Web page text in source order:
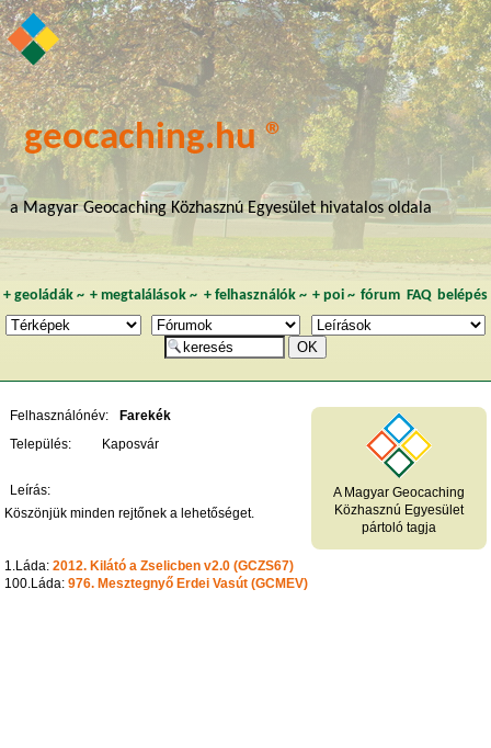
geocaching.hu ®
a Magyar Geocaching Közhasznú Egyesület hivatalos oldala
+ geoládák~ +megtalálások ~ + felhasználók~ + poi~ fórum FAQ belépés
A Magyar Geocaching
Közhasznú Egyesület
pártoló tagja
Felhasználónév:
Farekék
Település:
Kaposvár
Leírás:
Köszönjük minden rejtőnek a lehetőséget.
1.Láda:2012. Kilátó a Zselicben v2.0 (GCZS67)
100.Láda:976. Mesztegnyő Erdei Vasút (GCMEV)